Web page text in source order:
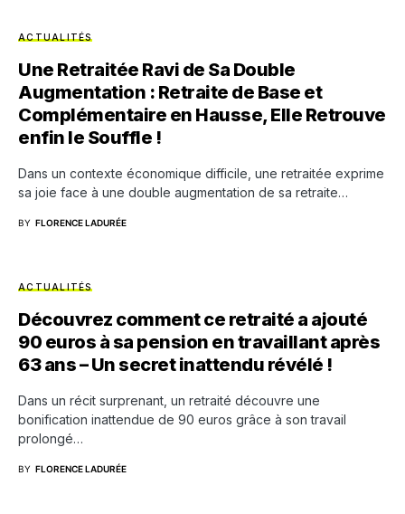
ACTUALITÉS
Une Retraitée Ravi de Sa Double
Augmentation : Retraite de Base et
Complémentaire en Hausse, Elle Retrouve
enfin le Souffle !
Dans un contexte économique difficile, une retraitée exprime
sa joie face à une double augmentation de sa retraite…
BY FLORENCE LADURÉE
ACTUALITÉS
Découvrez comment ce retraité a ajouté
90 euros à sa pension en travaillant après
63 ans – Un secret inattendu révélé !
Dans un récit surprenant, un retraité découvre une
bonification inattendue de 90 euros grâce à son travail
prolongé…
BY FLORENCE LADURÉE